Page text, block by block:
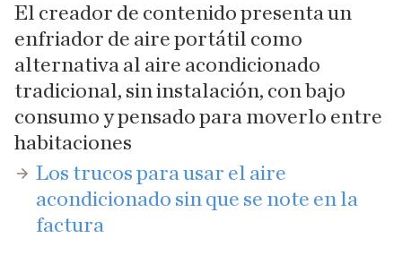
El creador de contenido presenta un
enfriador de aire portátil como
alternativa al aire acondicionado
tradicional, sin instalación, con bajo
consumo y pensado para moverlo entre
habitaciones
​Los trucos para usar el aire
acondicionado sin que se note en la
factura